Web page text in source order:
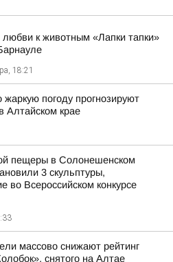
к животным «Лапки тапки»
18:21
погоду прогнозируют
Алтайском крае
пещеры в Солонешенском
3 скульптуры,
во Всероссийском конкурсе
массово снижают рейтинг
снятого на Алтае